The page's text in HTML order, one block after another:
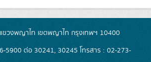
ขวงพญาไท เขตพญาไท กรุงเทพฯ 10400
5900 ต่อ 30241, 30245 โทรสาร : 02-273-